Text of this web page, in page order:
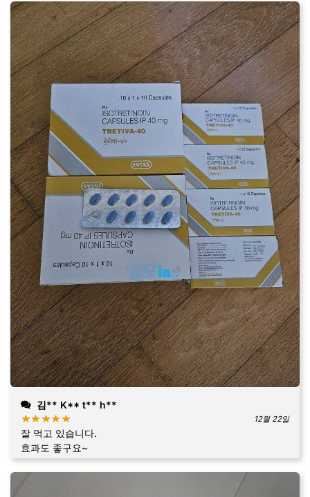
김** K** t** h**
12월 22일
잘 먹고 있습니다.
효과도 좋구요~